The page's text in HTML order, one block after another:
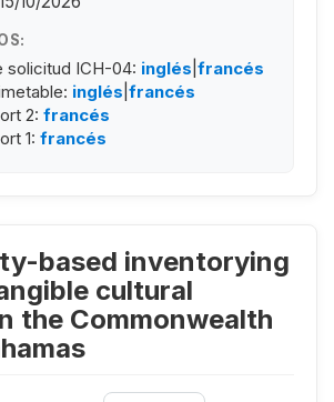
solicitud ICH-04: inglés francés
inglés francés
2: francés
1: francés
based inventorying
cultural
the Commonwealth